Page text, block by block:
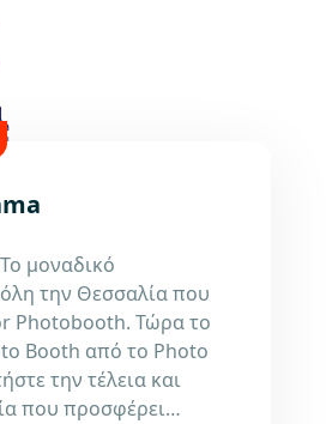
μοναδικό
την Θεσσαλία που
Photobooth. Τώρα το
Booth από το Photo
την τέλεια και
που προσφέρει…